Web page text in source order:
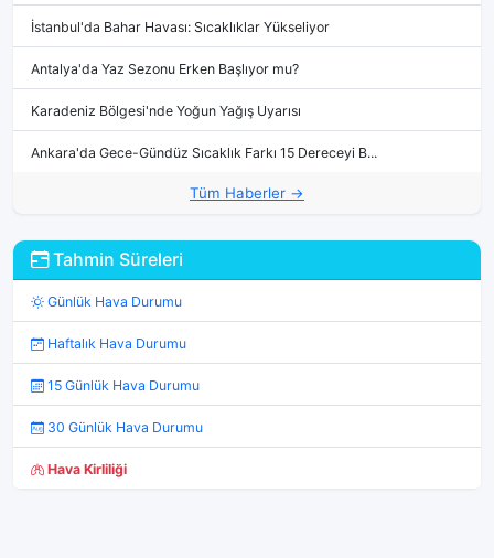
İstanbul'da Bahar Havası: Sıcaklıklar Yükseliyor
Antalya'da Yaz Sezonu Erken Başlıyor mu?
Karadeniz Bölgesi'nde Yoğun Yağış Uyarısı
Ankara'da Gece-Gündüz Sıcaklık Farkı 15 Dereceyi B...
Tüm Haberler →
Tahmin Süreleri
Günlük Hava Durumu
Haftalık Hava Durumu
15 Günlük Hava Durumu
30 Günlük Hava Durumu
Hava Kirliliği